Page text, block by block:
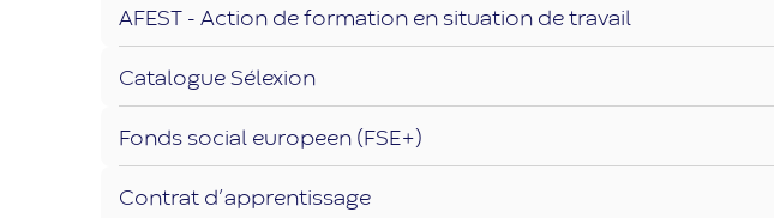
AFEST - Action de formation en situation de travail
Catalogue Sélexion
Fonds social europeen (FSE+)
Contrat d’apprentissage